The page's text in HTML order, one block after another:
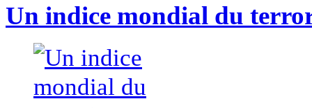
Un indice mondial du